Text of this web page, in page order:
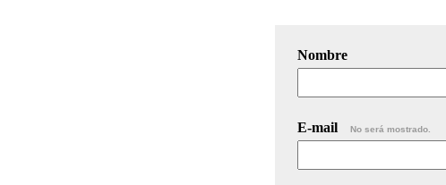
Nombre
E-mail No será mostrado.